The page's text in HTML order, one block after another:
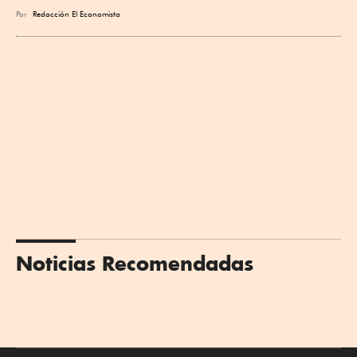
Por Redacción El Economista
Noticias Recomendadas